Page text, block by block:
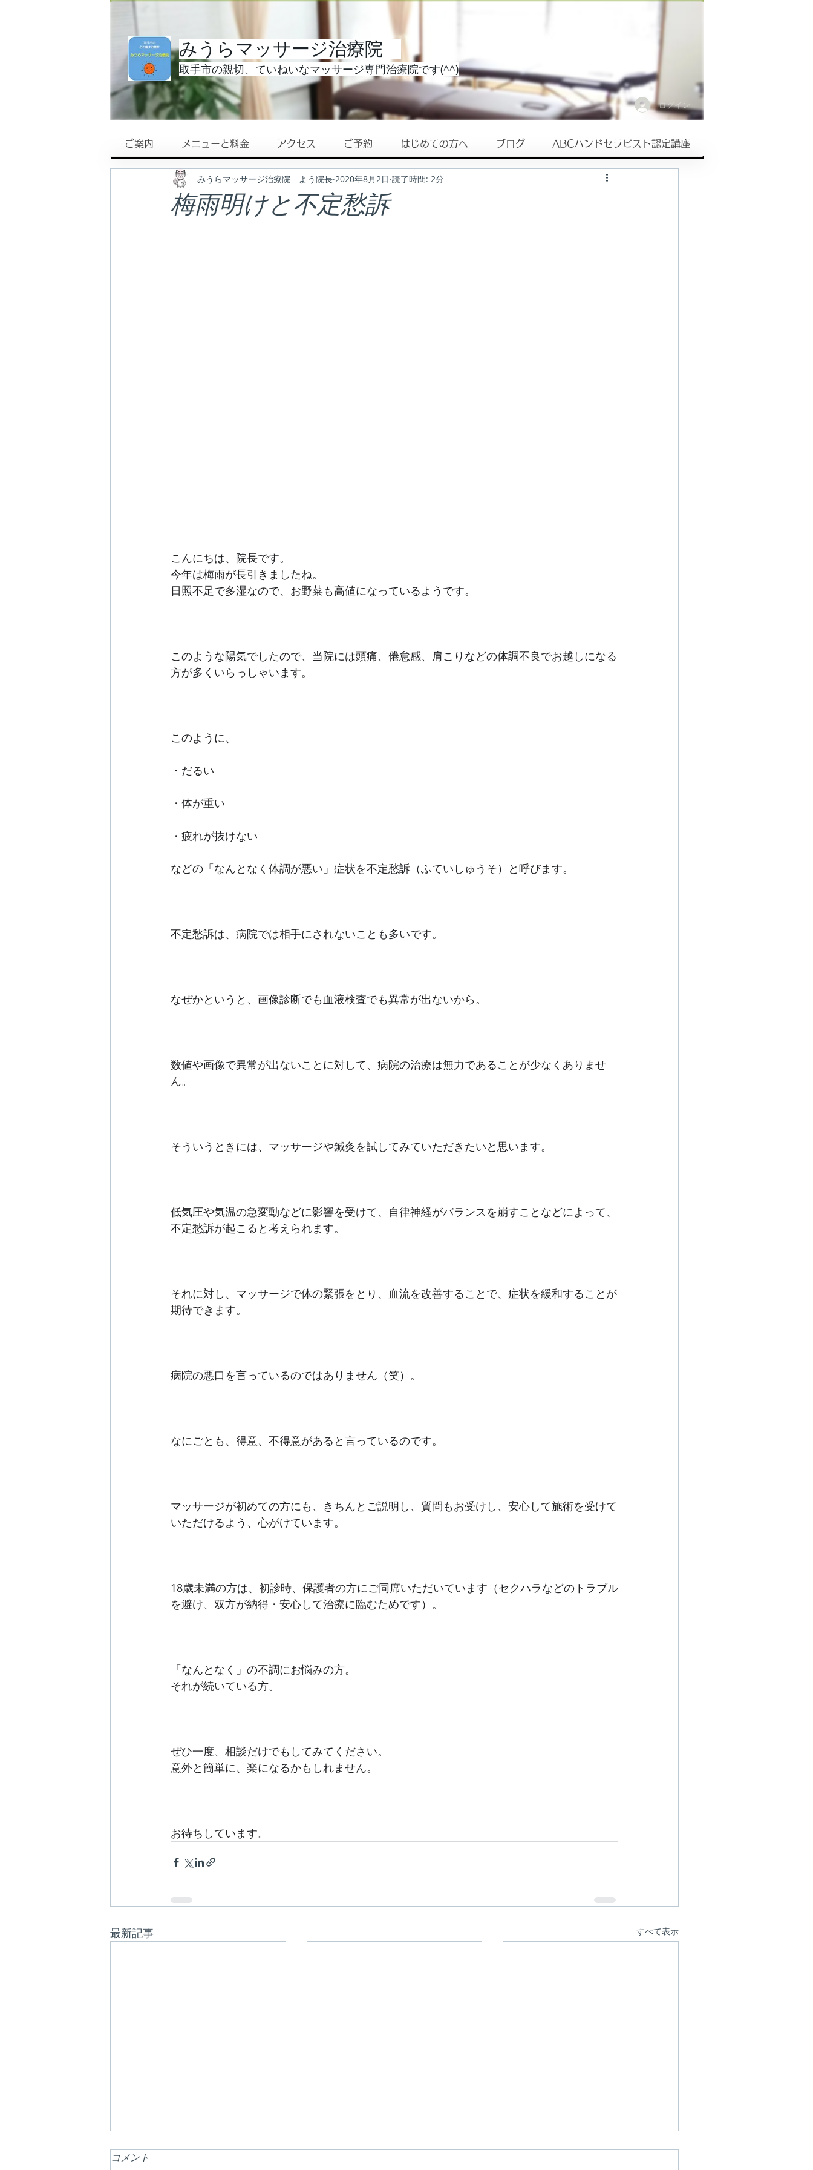
みうらマッサージ治療院
取手市の親切、ていねいなマッサージ専門治療院です(^^)
ログイン
ご案内 メニューと料金 アクセス ご予約 はじめての方へ ブログ ABCハンドセラピスト認定講座
梅雨明けと不定愁訴
みうらマッサージ治療院 よう院長 2020年8月2日 読了時間: 2分
こんにちは、院長です。
今年は梅雨が長引きましたね。
日照不足で多湿なので、お野菜も高値になっているようです。
このような陽気でしたので、当院には頭痛、倦怠感、肩こりなどの体調不良でお越しになる
方が多くいらっしゃいます。
このように、
・だるい
・体が重い
・疲れが抜けない
などの「なんとなく体調が悪い」症状を不定愁訴（ふていしゅうそ）と呼びます。
不定愁訴は、病院では相手にされないことも多いです。
なぜかというと、画像診断でも血液検査でも異常が出ないから。
数値や画像で異常が出ないことに対して、病院の治療は無力であることが少なくありませ
ん。
そういうときには、マッサージや鍼灸を試してみていただきたいと思います。
低気圧や気温の急変動などに影響を受けて、自律神経がバランスを崩すことなどによって、
不定愁訴が起こると考えられます。
それに対し、マッサージで体の緊張をとり、血流を改善することで、症状を緩和することが
期待できます。
病院の悪口を言っているのではありません（笑）。
なにごとも、得意、不得意があると言っているのです。
マッサージが初めての方にも、きちんとご説明し、質問もお受けし、安心して施術を受けて
いただけるよう、心がけています。
18歳未満の方は、初診時、保護者の方にご同席いただいています（セクハラなどのトラブル
を避け、双方が納得・安心して治療に臨むためです）。
「なんとなく」の不調にお悩みの方。
それが続いている方。
ぜひ一度、相談だけでもしてみてください。
意外と簡単に、楽になるかもしれません。
お待ちしています。
最新記事 すべて表示
コメント